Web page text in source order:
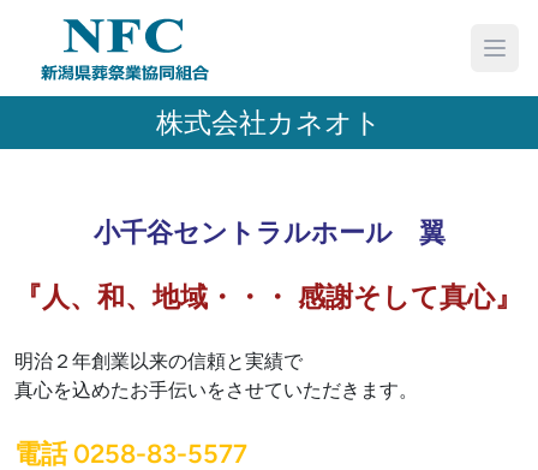
株式会社カネオト
小千谷セントラルホール 翼
『人、和、地域・・・ 感謝そして真心』
明治２年創業以来の信頼と実績で
真心を込めたお手伝いをさせていただきます。
電話 0258-83-5577